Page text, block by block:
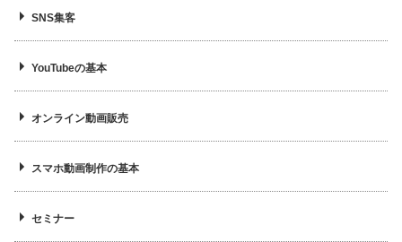
SNS集客
YouTubeの基本
オンライン動画販売
スマホ動画制作の基本
セミナー